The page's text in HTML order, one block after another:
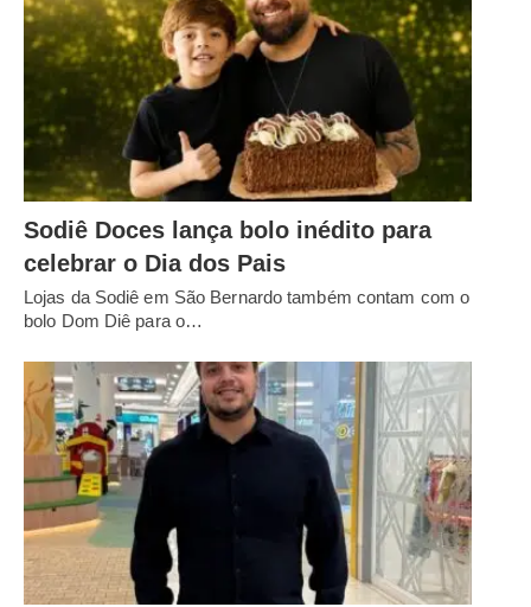
Sodiê Doces lança bolo inédito para
celebrar o Dia dos Pais
Lojas da Sodiê em São Bernardo também contam com o
bolo Dom Diê para o…